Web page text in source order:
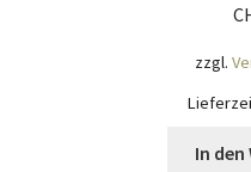
zzgl.
In